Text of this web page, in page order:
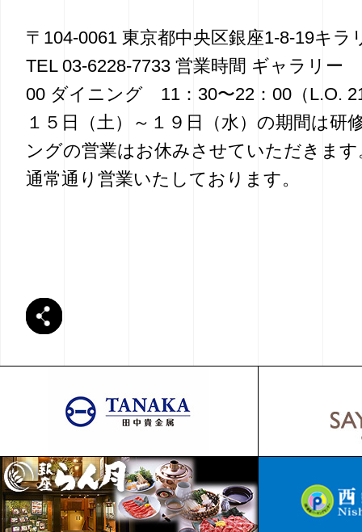
〒104-0061 東京都中央区銀座1-8-19キラ
TEL 03-6228-7733 営業時間 ギャラリー
00 ダイニング 11：30〜22：00（L.O.
１５日（土）～１９日（水）の期間は研
ングの営業はお休みさせていただきま
通常通り営業いたしております。